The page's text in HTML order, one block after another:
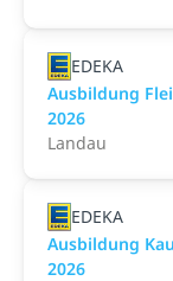
EDEKA
Ausbildung
2026
Landau
EDEKA
Ausbildung
2026